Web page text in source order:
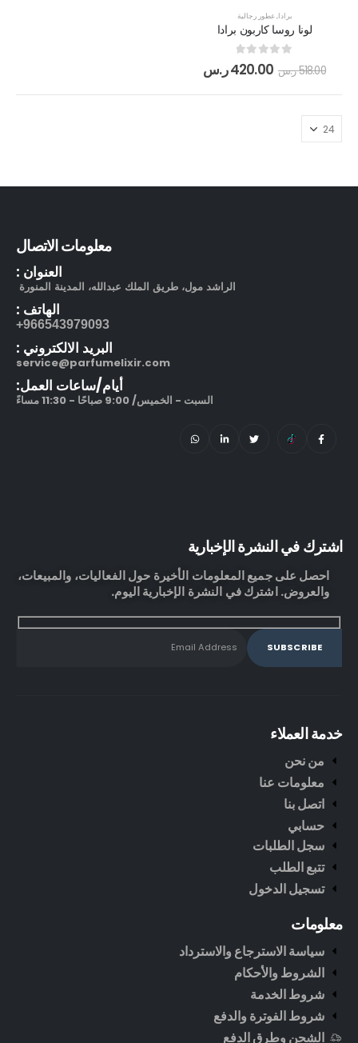
برادا,عطور رجالية
لونا روسا كاربون برادا
518.00ر.س 420.00ر.س
معلومات الاتصال
العنوان :
الراشد مول، طريق الملك عبدالله، المدينة المنورة
الهاتف :
966543979093+
البريد الالكتروني :
service@parfumelixir.com
أيام/ساعات العمل:
السبت - الخميس/ 9:00 صباحًا - 11:30 مساءً
اشترك في النشرة الإخبارية
احصل على جميع المعلومات الأخيرة حول الفعاليات، والمبيعات،
والعروض. اشترك في النشرة الإخبارية اليوم.
خدمة العملاء
من نحن
معلومات عنا
اتصل بنا
حسابي
سجل الطلبات
تتبع الطلب
تسجيل الدخول
معلومات
سياسة الاسترجاع والاسترداد
الشروط والأحكام
شروط الخدمة
شروط الفوترة والدفع
الشحن وطرق الدفع